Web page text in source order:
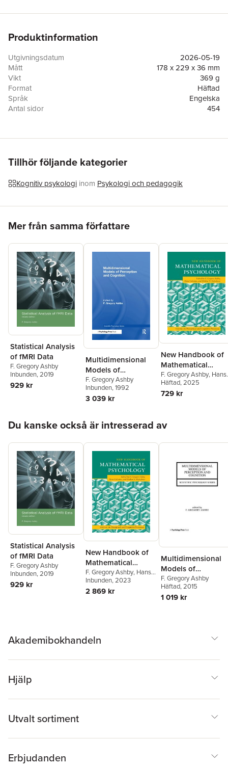
Produktinformation
Utgivningsdatum
2026-05-19
Mått
178 x 229 x 36 mm
Vikt
369 g
Format
Häftad
Språk
Engelska
Antal sidor
454
Tillhör följande kategorier
Kognitiv psykologi inom Psykologi och pedagogik
Mer från samma författare
Statistical Analysis
of fMRI Data
F. Gregory Ashby
Inbunden, 2019
929 kr
Multidimensional
Models of
Perception and
Cognition
F. Gregory Ashby
Inbunden, 1992
3 039 kr
New Handbook of
Mathematical
Psychology:
3, Perceptual and
Cognitive
F. Gregory Ashby, Hans
Colonius,Ehtibar N.
Dzhafarov
Häftad, 2025
729 kr
Du kanske också är intresserad av
Statistical Analysis
of fMRI Data
F. Gregory Ashby
Inbunden, 2019
929 kr
New Handbook of
Mathematical
Psychology: Volume
3, Perceptual and
Cognitive Processes
F. Gregory Ashby, Hans
Colonius,Ehtibar N.
Dzhafarov
Inbunden, 2023
2 869 kr
Multidimensional
Models of
Perception and
Cognition
F. Gregory Ashby
Häftad, 2015
1 019 kr
Akademibokhandeln
Hjälp
Utvalt sortiment
Erbjudanden